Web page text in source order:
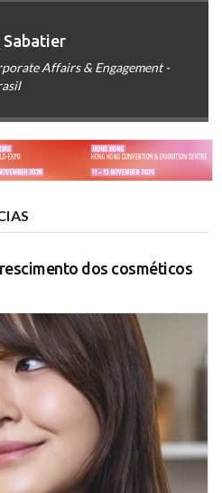
Affairs & Engagement -
dos cosméticos